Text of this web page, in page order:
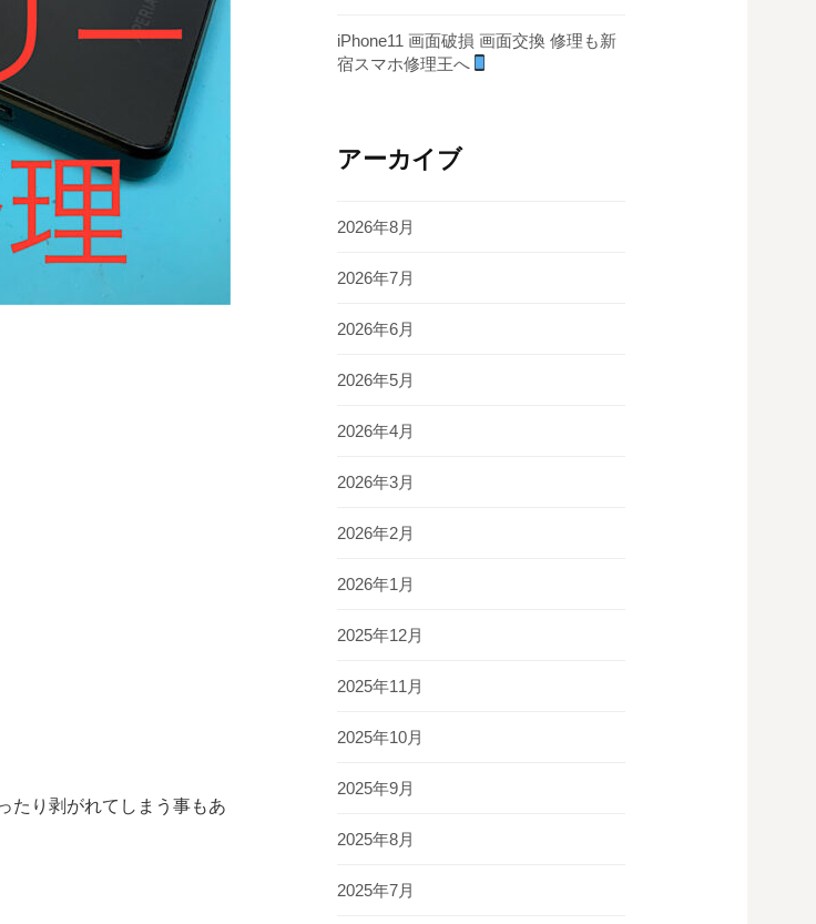
たり剥がれてしまう事もあ
iPhone11 画面破損 画面交換 修理も新
宿スマホ修理王へ
アーカイブ
2026年8月
2026年7月
2026年6月
2026年5月
2026年4月
2026年3月
2026年2月
2026年1月
2025年12月
2025年11月
2025年10月
2025年9月
2025年8月
2025年7月